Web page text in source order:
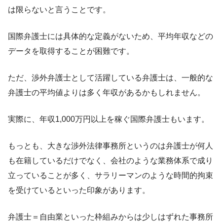
は限らないと言うことです。
国際弁護士には具体的な定義がないため、平均年収などの
データを取得することが困難です。
ただ、渉外弁護士として活躍している弁護士は、一般的な
弁護士の平均値よりは多く年収があるかもしれません。
実際に、年収1,000万円以上を稼ぐ国際弁護士もいます。
もっとも、大きな渉外法律事務所というのは弁護士が何人
も在籍しているだけでなく、会社のような業務体系で成り
立っていることが多く、サラリーマンのような時間的拘束
を受けているといった印象があります。
弁護士＝自由業といった枠組みからは少しはずれた事務所